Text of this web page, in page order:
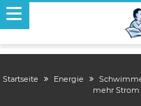
Startseite Energie
mehr Strom